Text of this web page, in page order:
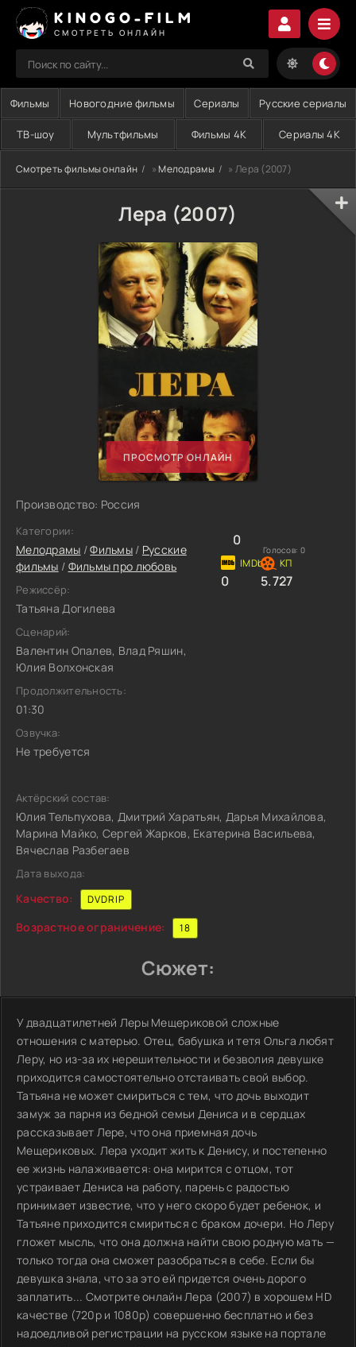
KINOGO-FILM
СМОТРЕТЬ ОНЛАЙН
Фильмы Новогодние фильмы Сериалы Русские сериалы
ТВ-шоу Мультфильмы Фильмы 4K Сериалы 4K
Смотреть фильмы онлайн »Мелодрамы » Лера (2007)
Лера (2007)
ПРОСМОТР ОНЛАЙН
Производство: Россия
Категории:
Мелодрамы /Фильмы / Русские
фильмы / Фильмы про любовь
Режиссёр:
Татьяна Догилева
Сценарий:
Валентин Опалев, Влад Ряшин,
Юлия Волхонская
Продолжительность:
01:30
Озвучка:
Не требуется
0
Голосов: 0
0 5.727
Актёрский состав:
Юлия Тельпухова, Дмитрий Харатьян, Дарья Михайлова,
Марина Майко, Сергей Жарков, Екатерина Васильева,
Вячеслав Разбегаев
Дата выхода:
Качество: DVDRIP
Возрастное ограничение: 18
Сюжет:
У двадцатилетней Леры Мещериковой сложные
отношения с матерью. Отец, бабушка и тетя Ольга любят
Леру, но из-за их нерешительности и безволия девушке
приходится самостоятельно отстаивать свой выбор.
Татьяна не может смириться с тем, что дочь выходит
замуж за парня из бедной семьи Дениса и в сердцах
рассказывает Лере, что она приемная дочь
Мещериковых. Лера уходит жить к Денису, и постепенно
ее жизнь налаживается: она мирится с отцом, тот
устраивает Дениса на работу, парень с радостью
принимает известие, что у него скоро будет ребенок, и
Татьяне приходится смириться с браком дочери. Но Леру
гложет мысль, что она должна найти свою родную мать —
только тогда она сможет разобраться в себе. Если бы
девушка знала, что за это ей придется очень дорого
заплатить... Смотрите онлайн Лера (2007) в хорошем HD
качестве (720p и 1080p) совершенно бесплатно и без
надоедливой регистрации на русском языке на портале